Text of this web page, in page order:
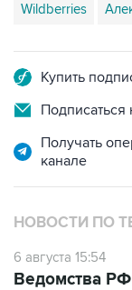
Wildberries
Купить
Подписаться
Получать
канале
НОВОСТИ ПО
6 августа 15:54
Ведомства